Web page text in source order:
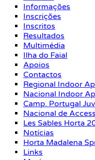
Informações
Inscrições
Inscritos
Resultados
Multimédia
Ilha do Faial
Apoios
Contactos
Regional Indoor
Nacional Indoor
Camp. Portugal
Nacional de
Les Sables Horta
Notícias
Horta Madalena
Links